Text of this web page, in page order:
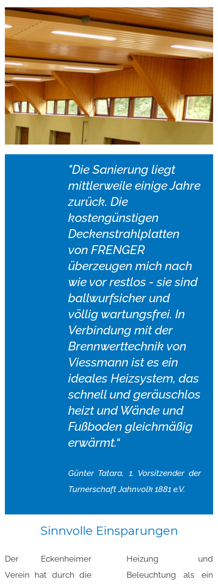
"Die Sanierung liegt
mittlerweile einige Jahre
zurück. Die
kostengünstigen
Deckenstrahlplatten
von FRENGER
überzeugen mich nach
wie vor restlos - sie sind
ballwurfsicher und
völlig wartungsfrei. In
Verbindung mit der
Brennwerttechnik von
Viessmann ist es ein
ideales Heizsystem, das
schnell und geräuschlos
heizt und Wände und
Fußboden gleichmäßig
erwärmt.“
Günter Tatara, 1. Vorsitzender der
Turnerschaft Jahnvolk 1881 e.V.
Sinnvolle Einsparungen
Der Eckenheimer
Verein hat durch die
Heizung und
Beleuchtung als ein